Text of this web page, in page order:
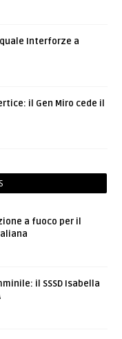
Interforze a
il Gen Miro cede il
a fuoco per il
il SSSD Isabella